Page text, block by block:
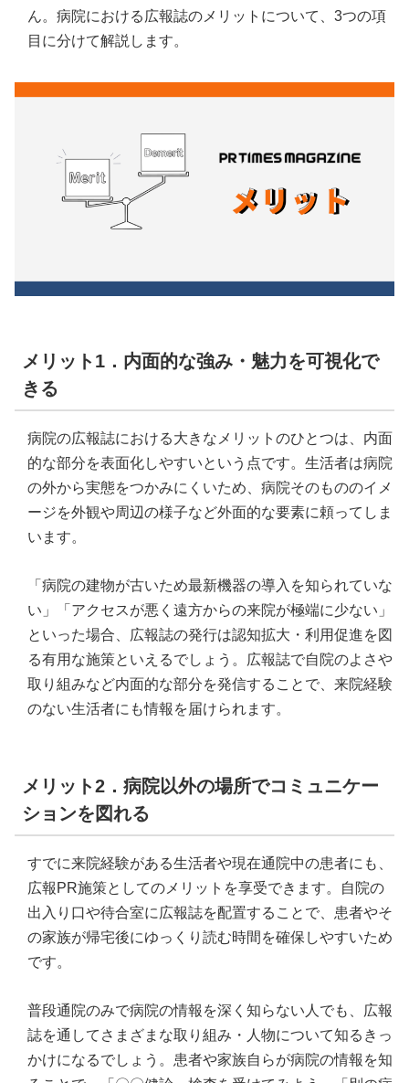
ん。病院における広報誌のメリットについて、3つの項
目に分けて解説します。
メリット1．内面的な強み・魅力を可視化で
きる
病院の広報誌における大きなメリットのひとつは、内面
的な部分を表面化しやすいという点です。生活者は病院
の外から実態をつかみにくいため、病院そのもののイメ
ージを外観や周辺の様子など外面的な要素に頼ってしま
います。
「病院の建物が古いため最新機器の導入を知られていな
い」「アクセスが悪く遠方からの来院が極端に少ない」
といった場合、広報誌の発行は認知拡大・利用促進を図
る有用な施策といえるでしょう。広報誌で自院のよさや
取り組みなど内面的な部分を発信することで、来院経験
のない生活者にも情報を届けられます。
メリット2．病院以外の場所でコミュニケー
ションを図れる
すでに来院経験がある生活者や現在通院中の患者にも、
広報PR施策としてのメリットを享受できます。自院の
出入り口や待合室に広報誌を配置することで、患者やそ
の家族が帰宅後にゆっくり読む時間を確保しやすいため
です。
普段通院のみで病院の情報を深く知らない人でも、広報
誌を通してさまざまな取り組み・人物について知るきっ
かけになるでしょう。患者や家族自らが病院の情報を知